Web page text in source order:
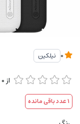
نیلکین
از0
1عدد باقی مانده